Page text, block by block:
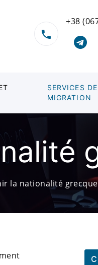
+38
SERVICES DE
MIGRATION
la nationalité